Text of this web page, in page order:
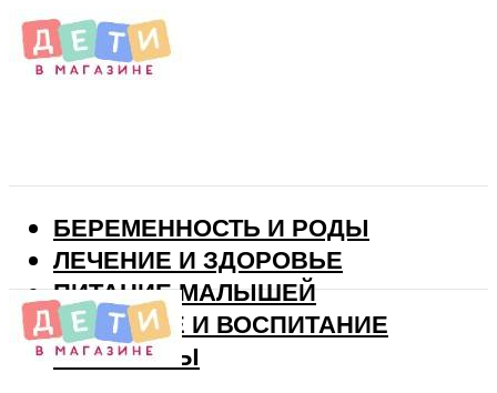
БЕРЕМЕННОСТЬ И РОДЫ
ЛЕЧЕНИЕ И ЗДОРОВЬЕ
ПИТАНИЕ МАЛЫШЕЙ
РАЗВИТИЕ И ВОСПИТАНИЕ
ВИТАМИНЫ